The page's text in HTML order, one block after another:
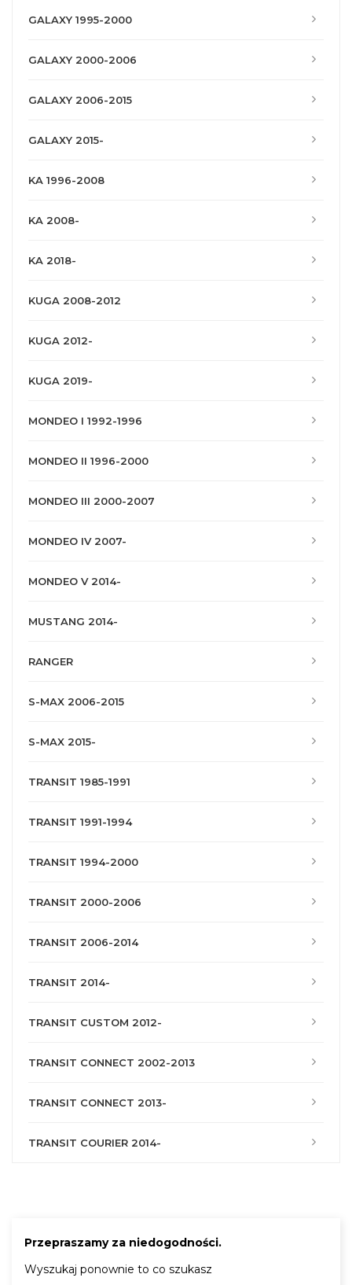
GALAXY 1995-2000
GALAXY 2000-2006
GALAXY 2006-2015
GALAXY 2015-
KA 1996-2008
KA 2008-
KA 2018-
KUGA 2008-2012
KUGA 2012-
KUGA 2019-
MONDEO I 1992-1996
MONDEO II 1996-2000
MONDEO III 2000-2007
MONDEO IV 2007-
MONDEO V 2014-
MUSTANG 2014-
RANGER
S-MAX 2006-2015
S-MAX 2015-
TRANSIT 1985-1991
TRANSIT 1991-1994
TRANSIT 1994-2000
TRANSIT 2000-2006
TRANSIT 2006-2014
TRANSIT 2014-
TRANSIT CUSTOM 2012-
TRANSIT CONNECT 2002-2013
TRANSIT CONNECT 2013-
TRANSIT COURIER 2014-
Przepraszamy za niedogodności.
Wyszukaj ponownie to co szukasz